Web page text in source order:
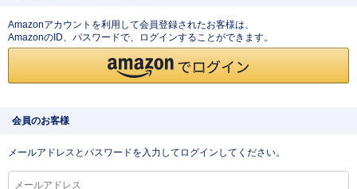
Amazonアカウントを利用して会員登録されたお客様は、
AmazonのID、パスワードで、ログインすることができます。
会員のお客様
メールアドレスとパスワードを入力してログインしてください。